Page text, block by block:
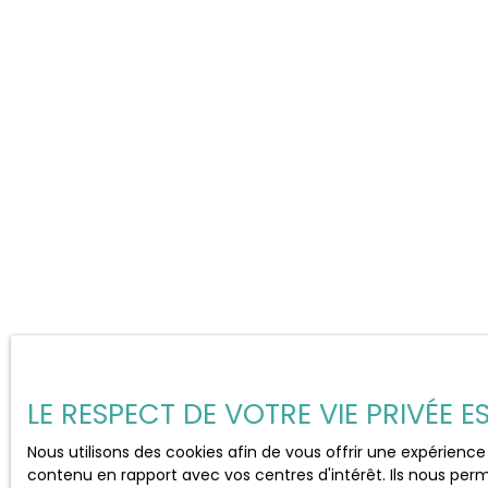
LE RESPECT DE VOTRE VIE PRIVÉE
Nous utilisons des cookies afin de vous offrir une
contenu en rapport avec vos centres d'intérêt. Ils nous